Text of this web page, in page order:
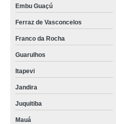
Embu Guaçú
Ferraz de Vasconcelos
Franco da Rocha
Guarulhos
Itapevi
Jandira
Juquitiba
Mauá